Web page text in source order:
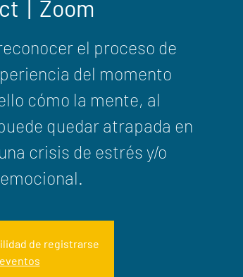
  |
Zoom
el proceso de
del momento
cómo la mente, al
quedar atrapada en
crisis de estrés y/o
de registrarse